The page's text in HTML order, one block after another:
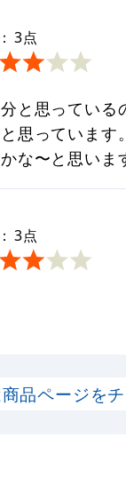
3点
と思ってい
っています
〜と思いま
3点
品ページを